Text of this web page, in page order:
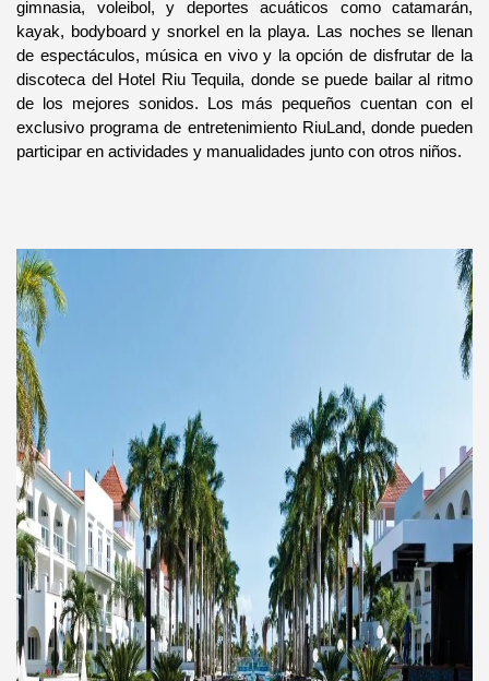
gimnasia, voleibol, y deportes acuáticos como catamarán,
kayak, bodyboard y snorkel en la playa. Las noches se llenan
de espectáculos, música en vivo y la opción de disfrutar de la
discoteca del Hotel Riu Tequila, donde se puede bailar al ritmo
de los mejores sonidos. Los más pequeños cuentan con el
exclusivo programa de entretenimiento RiuLand, donde pueden
participar en actividades y manualidades junto con otros niños.